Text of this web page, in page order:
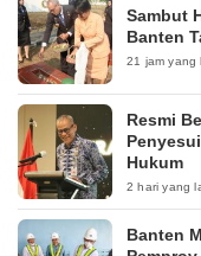
Sambut
Banten
21 jam yang
Resmi
Hukum
2 hari yang
Banten